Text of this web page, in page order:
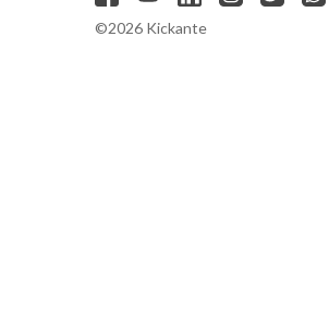
©2026 Kickante